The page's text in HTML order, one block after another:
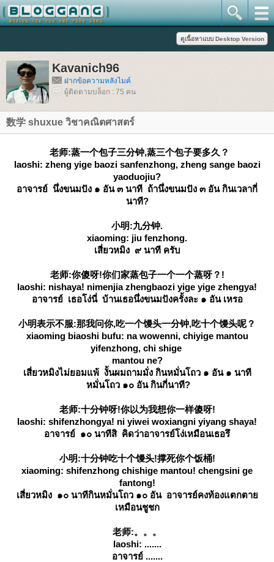
Kavanich96
ฝากข้อความหลังไมค์
ผู้ติดตามบล็อก : 75 คน
数学 shuxue วิชาคณิตศาสตร์
老师:蒸一个包子三分钟,蒸三个包子要多久？
laoshi: zheng yige baozi sanfenzhong, zheng sange baozi
yaoduojiu?
อาจารย์ นึ่งขนมปัง ๑ อัน ๓ นาที ถ้านึ่งขนมปัง ๓ อัน กินเวลากี่
นาที?
小明:九分钟.
xiaoming: jiu fenzhong.
เสี่ยวหมิง ๙ นาที ครับ
老师:你傻呀!你们家蒸包子一个一个蒸呀？!
laoshi: nishaya! nimenjia zhengbaozi yige yige zhengya!
อาจารย์ เธอโง่นี่ บ้านเธอนึ่งขนมปังครั้งละ ๑ อัน เหรอ
小明表示不服:那我问你,吃一个馒头一分钟,吃十个馒头呢？
xiaoming biaoshi bufu: na wowenni, chiyige mantou
yifenzhong, chi shige
mantou ne?
เสี่ยวหมิงไม่ยอมแพ้ งั้นผมถามมั่ง กินหมั่นโถว ๑ อัน ๑ นาที
หมั่นโถว ๑๐ อัน กินกี่นาที?
老师:十分钟呀!你以为我想你一样傻呀!
laoshi: shifenzhongya! ni yiwei woxiangni yiyang shaya!
อาจารย์ ๑๐ นาทีสิ คิดว่าอาจารย์โง่เหมือนเธอรึ
小明:十分钟吃十个馒头!撑死你个饭桶!
xiaoming: shifenzhong chishige mantou! chengsini ge
fantong!
เสี่ยวหมิง ๑๐ นาทีกินหมั่นโถว ๑๐ อัน อาจารย์คงท้องแตกตา
เหมือนชูชก
老师:。。。
laoshi: .......
อาจารย์ .......